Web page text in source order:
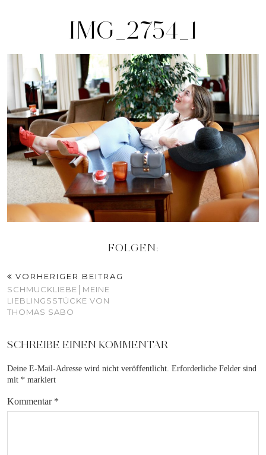
IMG_2754_1
FOLGEN:
VORHERIGER BEITRAG
SCHMUCKLIEBE│MEINE
LIEBLINGSSTÜCKE VON
THOMAS SABO
SCHREIBE EINEN KOMMENTAR
Deine E-Mail-Adresse wird nicht veröffentlicht. Erforderliche Felder sind
mit * markiert
Kommentar *